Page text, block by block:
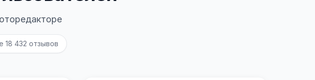
18 432 отзывов